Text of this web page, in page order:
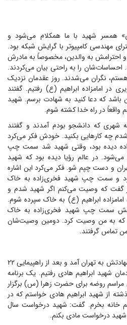
همسر شهید با ما همکلام می‌شود و
مهندسی کامپیوتر با گرایش شبکه بود.
احترامش به والدین، مخصوصاً به مادرش
احساسات‌شان را به راحتی بیان می‌کردند.
نگران می‌شدند. روز عقدمان نزدیک
در امامزاده ابراهیم (ع) رفتیم. گفتند
باشد که دعا کنید به شهادت برسم. شهید
در راه خدا کشته شوم.
شهری که دانشجو بودم آمدند و گفتند
چه کار‌هایی بکنید. خودش فکر می‌کرد
دیده بود، وقتی شهید شد سمت چپ
در عالم رؤیا دیده بود که شهید
و دست چپم شو. فکر می‌کرد این اشاره
و سمت چپ شهید فخری‌زاده به خاک
گفت که وصیت می‌کنم اگر شهید شدم و
ابراهیم (ع) به خاک سپرده شوم.
سمت چپ شهید فخری‌زاده به خاک
که به من وصیت کرد. دومین وصیت‌شان
تماس گرفتند.
۲۲ بهمن ماه یعنی ۱۹ روز قبل از شهادتش به تهران آمد و بعد از راهپیمایی ۲۲
شهید ابراهیم هادی رفتیم. یک برنامه
داشت که روز ۲۲ بهمن مراسم روضه برای حضرت زهرا (س) برگزار
از شهید ابراهیم هادی خواستم که در
خانه بخرم. گفت: شهید درخواست سال
شهید درخواست مادی بکنم.